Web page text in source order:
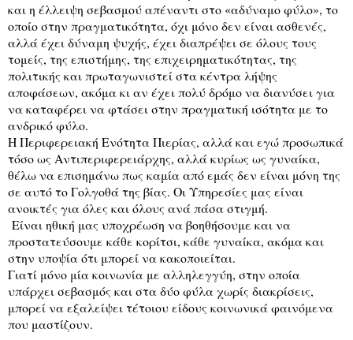
και η έλλειψη σεβασμού απέναντι στο «αδύναμο φύλο», το
οποίο στην πραγματικότητα, όχι μόνο δεν είναι ασθενές,
αλλά έχει δύναμη ψυχής, έχει διαπρέψει σε όλους τους
τομείς, της επιστήμης, της επιχειρηματικότητας, της
πολιτικής και πρωταγωνιστεί στα κέντρα λήψης
αποφάσεων, ακόμα κι αν έχει πολύ δρόμο να διανύσει για
να καταφέρει να φτάσει στην πραγματική ισότητα με το
ανδρικό φύλο.
Η Περιφερειακή Ενότητα Πιερίας, αλλά και εγώ προσωπικά
τόσο ως Αντιπεριφερειάρχης, αλλά κυρίως ως γυναίκα,
θέλω να επισημάνω πως καμία από εμάς δεν είναι μόνη της
σε αυτό το Γολγοθά της βίας. Οι Υπηρεσίες μας είναι
ανοικτές για όλες και όλους ανά πάσα στιγμή.
Είναι ηθική μας υποχρέωση να βοηθήσουμε και να
προστατεύσουμε κάθε κορίτσι, κάθε γυναίκα, ακόμα και
στην υποψία ότι μπορεί να κακοποιείται.
Γιατί μόνο μία κοινωνία με αλληλεγγύη, στην οποία
υπάρχει σεβασμός και στα δύο φύλα χωρίς διακρίσεις,
μπορεί να εξαλείψει τέτοιου είδους κοινωνικά φαινόμενα
που μαστίζουν.